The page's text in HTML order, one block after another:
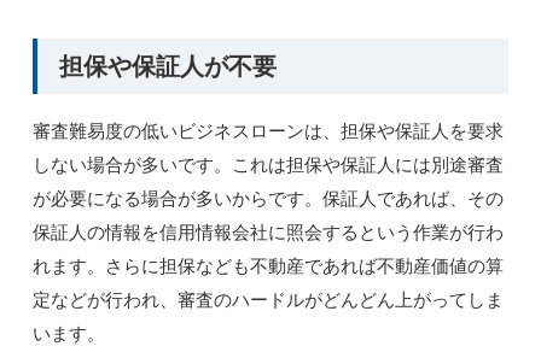
担保や保証人が不要
審査難易度の低いビジネスローンは、担保や保証人を要求
しない場合が多いです。これは担保や保証人には別途審査
が必要になる場合が多いからです。保証人であれば、その
保証人の情報を信用情報会社に照会するという作業が行わ
れます。さらに担保なども不動産であれば不動産価値の算
定などが行われ、審査のハードルがどんどん上がってしま
います。